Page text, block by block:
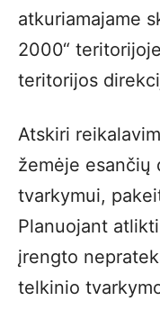
atkuriamajame
2000“
teritorijos
Atskiri
žemėje esančių
tvarkymui,
Planuojant
įrengto
telkinio